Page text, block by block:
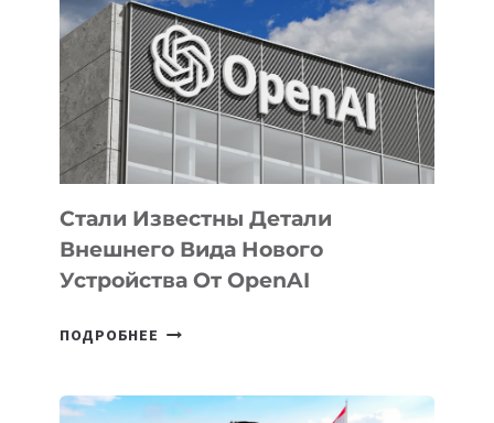
ЗАДАЧИ
ПО
РАЗВИТИЮ
ЭКОСИСТЕМЫ
ИСКУССТВЕННОГО
ИНТЕЛЛЕКТА
Стали Известны Детали
Внешнего Вида Нового
Устройства От OpenAI
ПОДРОБНЕЕ СТАЛИ
ВНЕШНЕГО